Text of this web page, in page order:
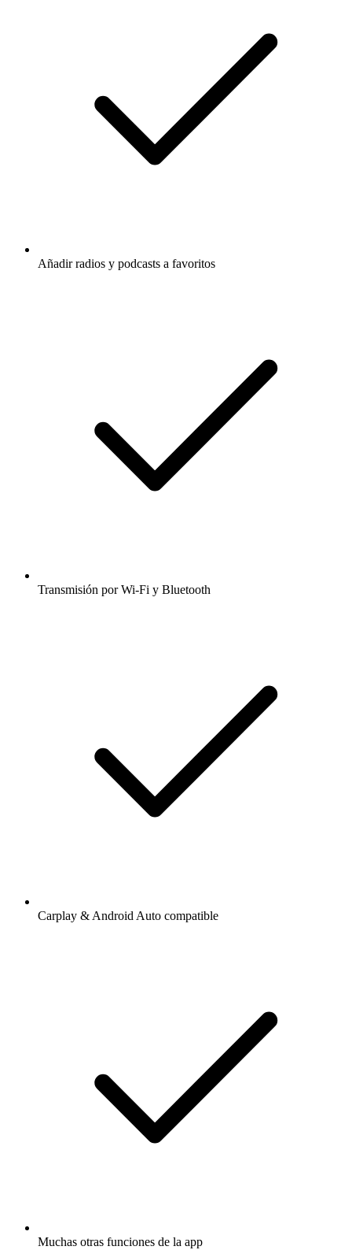
Añadir radios y podcasts a favoritos
Transmisión por Wi-Fi y Bluetooth
Carplay & Android Auto compatible
Muchas otras funciones de la app